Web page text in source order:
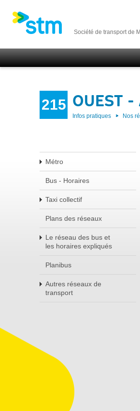
Société de transport de
215 OUEST
Infos pratiques Nos
Métro
Bus - Horaires
Taxi collectif
Plans des réseaux
Le réseau des bus et
les horaires expliqués
Planibus
Autres réseaux de
transport